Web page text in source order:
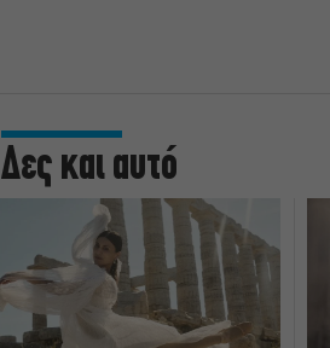
Δες και αυτό